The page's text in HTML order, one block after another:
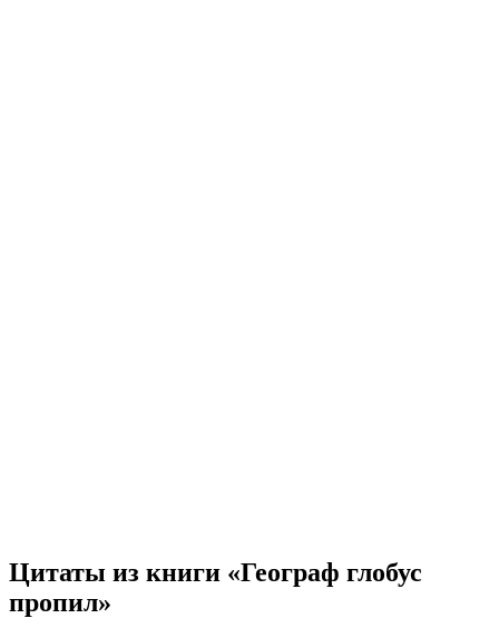
Цитаты из книги «Географ глобус
пропил»